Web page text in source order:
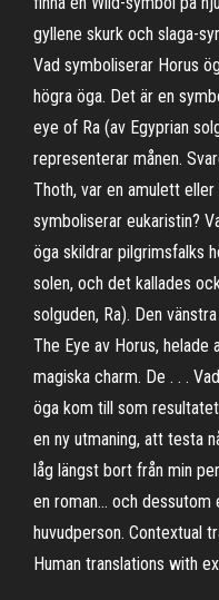
gyllene skurk och slaga-
Vad symboliserar Horus
högra öga. Det är en
eye of Ra (av Egyprian
representerar månen.
Thoth, var en amulett eller
symboliserar eukaristin?
öga skildrar pilgrimsfalks
solen, och det kallades
solguden, Ra). Den
The Eye av Horus, helade
magiska charm. De . . .
öga kom till som
en ny utmaning, att testa
låg längst bort från min
en roman… och dessutom
huvudperson. Contextual
Human translations with